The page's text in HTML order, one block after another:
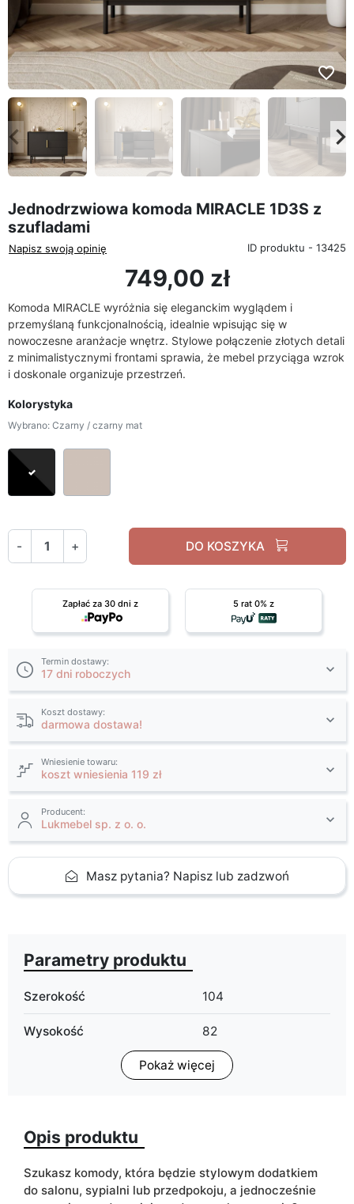
favorite_border
Poprzedni
Jednodrzwiowa komoda MIRACLE 1D3S z
szufladami
Napisz swoją opinię ID produktu - 13425
749,00 zł
Komoda MIRACLE wyróżnia się eleganckim wyglądem i
przemyślaną funkcjonalnością, idealnie wpisując się w
nowoczesne aranżacje wnętrz. Stylowe połączenie złotych detali
z minimalistycznymi frontami sprawia, że mebel przyciąga wzrok
i doskonale organizuje przestrzeń.
Kolorystyka
Wybrano: Czarny / czarny mat
Czarny / czarny mat
- + DO KOSZYKA
Zapłać za 30 dni z 5 rat 0% z
Termin dostawy:
17 dni roboczych
Koszt dostawy:
darmowa dostawa!
Wniesienie towaru:
koszt wniesienia 119 zł
Producent:
Lukmebel sp. z o. o.
Masz pytania? Napisz lub zadzwoń
Parametry produktu
Szerokość 104
Wysokość 82
39
Kolorystyka
ean13 5905723993156
Pokaż więcej
Opis produktu
Szukasz komody, która będzie stylowym dodatkiem
do salonu, sypialni lub przedpokoju, a jednocześnie